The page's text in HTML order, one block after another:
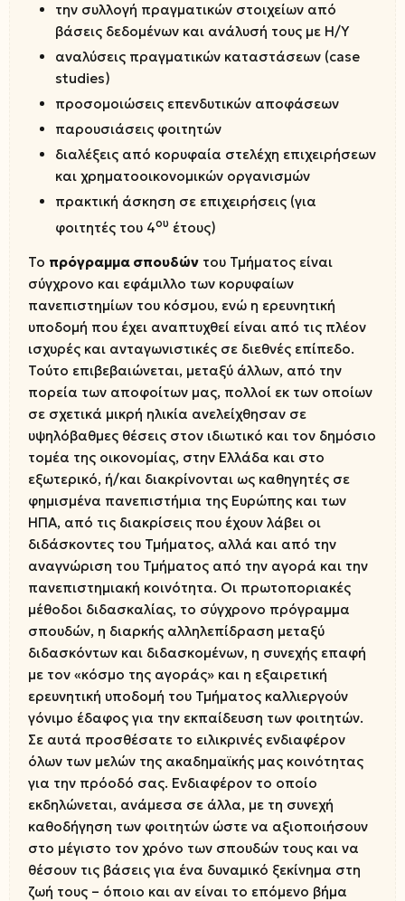
την συλλογή πραγματικών στοιχείων από
βάσεις δεδομένων και ανάλυσή τους με Η/Υ
αναλύσεις πραγματικών καταστάσεων (case
studies)
προσομοιώσεις επενδυτικών αποφάσεων
παρουσιάσεις φοιτητών
διαλέξεις από κορυφαία στελέχη επιχειρήσεων
και χρηματοοικονομικών οργανισμών
πρακτική άσκηση σε επιχειρήσεις (για
φοιτητές του 4ου έτους)
Το πρόγραμμα σπουδών του Τμήματος είναι
σύγχρονο και εφάμιλλο των κορυφαίων
πανεπιστημίων του κόσμου, ενώ η ερευνητική
υποδομή που έχει αναπτυχθεί είναι από τις πλέον
ισχυρές και ανταγωνιστικές σε διεθνές επίπεδο.
Τούτο επιβεβαιώνεται, μεταξύ άλλων, από την
πορεία των αποφοίτων μας, πολλοί εκ των οποίων
σε σχετικά μικρή ηλικία ανελείχθησαν σε
υψηλόβαθμες θέσεις στον ιδιωτικό και τον δημόσιο
τομέα της οικονομίας, στην Ελλάδα και στο
εξωτερικό, ή/και διακρίνονται ως καθηγητές σε
φημισμένα πανεπιστήμια της Ευρώπης και των
ΗΠΑ, από τις διακρίσεις που έχουν λάβει οι
διδάσκοντες του Τμήματος, αλλά και από την
αναγνώριση του Τμήματος από την αγορά και την
πανεπιστημιακή κοινότητα. Οι πρωτοποριακές
μέθοδοι διδασκαλίας, το σύγχρονο πρόγραμμα
σπουδών, η διαρκής αλληλεπίδραση μεταξύ
διδασκόντων και διδασκομένων, η συνεχής επαφή
με τον «κόσμο της αγοράς» και η εξαιρετική
ερευνητική υποδομή του Τμήματος καλλιεργούν
γόνιμο έδαφος για την εκπαίδευση των φοιτητών.
Σε αυτά προσθέσατε το ειλικρινές ενδιαφέρον
όλων των μελών της ακαδημαϊκής μας κοινότητας
για την πρόοδό σας. Ενδιαφέρον το οποίο
εκδηλώνεται, ανάμεσα σε άλλα, με τη συνεχή
καθοδήγηση των φοιτητών ώστε να αξιοποιήσουν
στο μέγιστο τον χρόνο των σπουδών τους και να
θέσουν τις βάσεις για ένα δυναμικό ξεκίνημα στη
ζωή τους – όποιο και αν είναι το επόμενο βήμα